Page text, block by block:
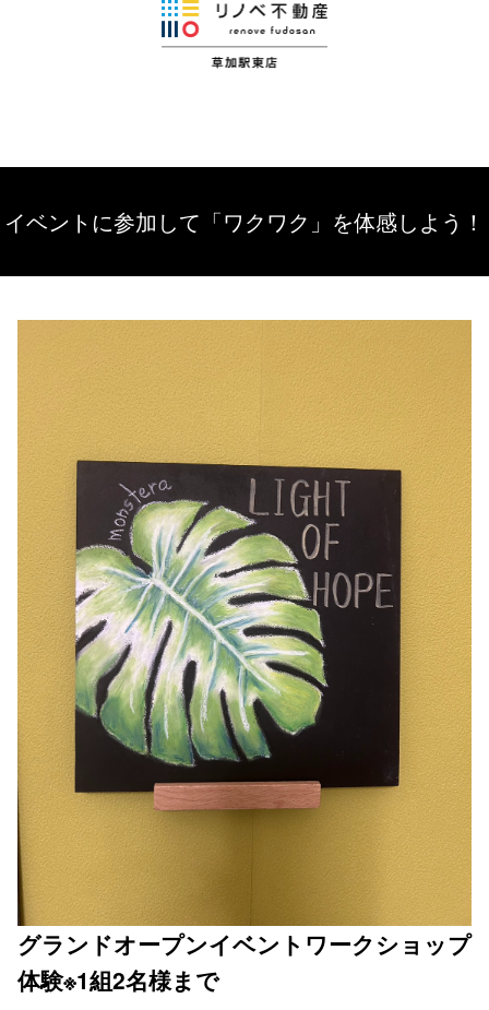
イベントに参加して「ワクワク」を体感しよう！
グランドオープンイベントワークショップ
体験※1組2名様まで